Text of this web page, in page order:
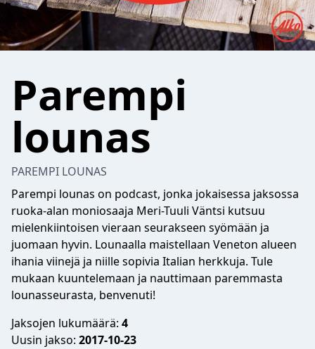
Parempi
lounas
PAREMPI LOUNAS
Parempi lounas on podcast, jonka jokaisessa jaksossa
ruoka-alan moniosaaja Meri-Tuuli Väntsi kutsuu
mielenkiintoisen vieraan seurakseen syömään ja
juomaan hyvin. Lounaalla maistellaan Veneton alueen
ihania viinejä ja niille sopivia Italian herkkuja. Tule
mukaan kuuntelemaan ja nauttimaan paremmasta
lounasseurasta, benvenuti!
Jaksojen lukumäärä: 4
Uusin jakso: 2017-10-23